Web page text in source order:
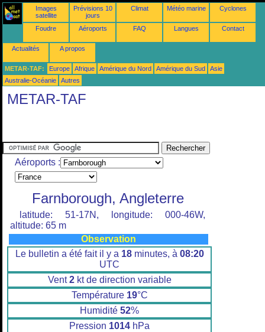
Images
satellite
Prévisions 10
jours
Climat Météo marine Cyclones
Foudre Aéroports FAQ Langues Contact
Actualités A propos
METAR-TAF: Europe Afrique Amérique du Nord Amérique du Sud
Asie
Australie-Océanie
Autres
METAR-TAF
Aéroports :
Farnborough, Angleterre
latitude: 51-17N, longitude: 000-46W,
altitude: 65 m
Observation
Le bulletin a été fait il y a 18minutes, à 08:20
UTC
Vent2kt de direction variable
Température 19°C
Humidité 52%
Pression 1014 hPa